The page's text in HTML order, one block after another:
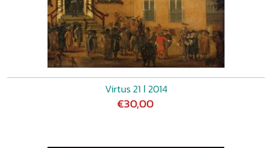
Virtus 21 ǀ 2014
€30,00